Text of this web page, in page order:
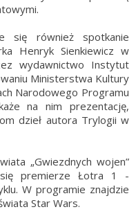
się również spotkanie
Henryk Sienkiewicz w
wydawnictwo Instytut
Ministerstwa Kultury
Narodowego Programu
na nim prezentację,
dzieł autora Trylogii w
„Gwiezdnych wojen”
premierze Łotra 1 -
W programie znajdzie
Star Wars.